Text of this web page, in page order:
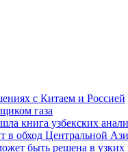
с Китаем и Россией
газа
книга узбекских
в обход Центральной
быть решена в